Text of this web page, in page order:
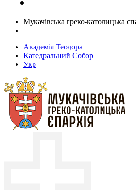
Мукачівська греко-католицька
Академія Теодора
Катедральний Собор
Укр